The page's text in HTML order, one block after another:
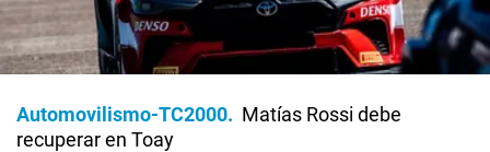
Automovilismo-TC2000
Matías Rossi debe
recuperar en Toay